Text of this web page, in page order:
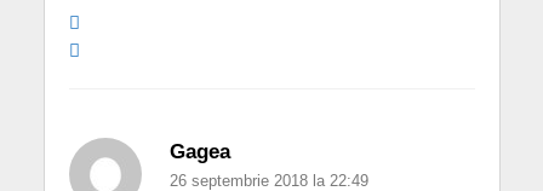
Gagea
26 septembrie 2018 la 22:49